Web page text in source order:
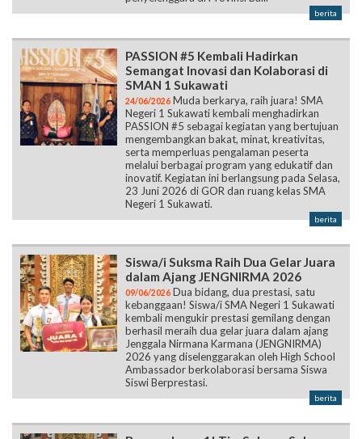
berita
PASSION #5 Kembali Hadirkan
Semangat Inovasi dan Kolaborasi di
SMAN 1 Sukawati
24/06/2026 Muda berkarya, raih juara! SMA
Negeri 1 Sukawati kembali menghadirkan
PASSION #5 sebagai kegiatan yang bertujuan
mengembangkan bakat, minat, kreativitas,
serta memperluas pengalaman peserta
melalui berbagai program yang edukatif dan
inovatif. Kegiatan ini berlangsung pada Selasa,
23 Juni 2026 di GOR dan ruang kelas SMA
Negeri 1 Sukawati.
berita
Siswa/i Suksma Raih Dua Gelar Juara
dalam Ajang JENGNIRMA 2026
09/06/2026 Dua bidang, dua prestasi, satu
kebanggaan! Siswa/i SMA Negeri 1 Sukawati
kembali mengukir prestasi gemilang dengan
berhasil meraih dua gelar juara dalam ajang
Jenggala Nirmana Karmana (JENGNIRMA)
2026 yang diselenggarakan oleh High School
Ambassador berkolaborasi bersama Siswa
Siswi Berprestasi.
berita